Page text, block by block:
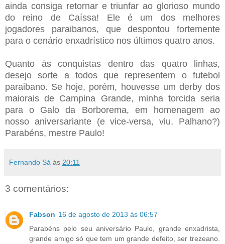
ainda consiga retornar e triunfar ao glorioso mundo
do reino de Caíssa! Ele éum dos melhores
jogadores paraibanos, que despontou fortemente
para o cenário enxadrístico nos últimos quatro anos.
Quanto às conquistas dentro das quatro linhas,
desejo sorte a todos que representem o futebol
paraibano. Se hoje, porém, houvesse um derby dos
maiorais de Campina Grande, minha torcida seria
para o Galo da Borborema, em homenagem ao
nosso aniversariante (e vice-versa, viu, Palhano?)
Parabéns, mestre Paulo!
Fernando Sá às 20:11
3 comentários:
Fabson 16 de agosto de 2013 às 06:57
Parabéns pelo seu aniversário Paulo, grande enxadrista,
grande amigo só que tem um grande defeito, ser trezeano.